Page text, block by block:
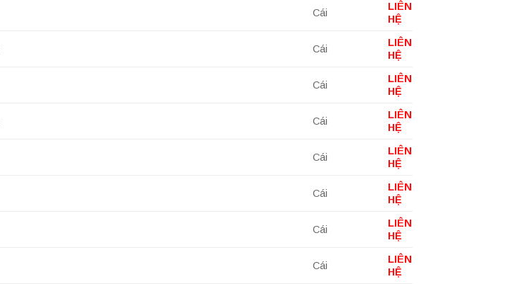
Cái
LIÊN
HỆ
Cái
LIÊN
HỆ
Cái
LIÊN
HỆ
Cái
LIÊN
HỆ
Cái
LIÊN
HỆ
Cái
LIÊN
HỆ
Cái
LIÊN
HỆ
Cái
LIÊN
HỆ